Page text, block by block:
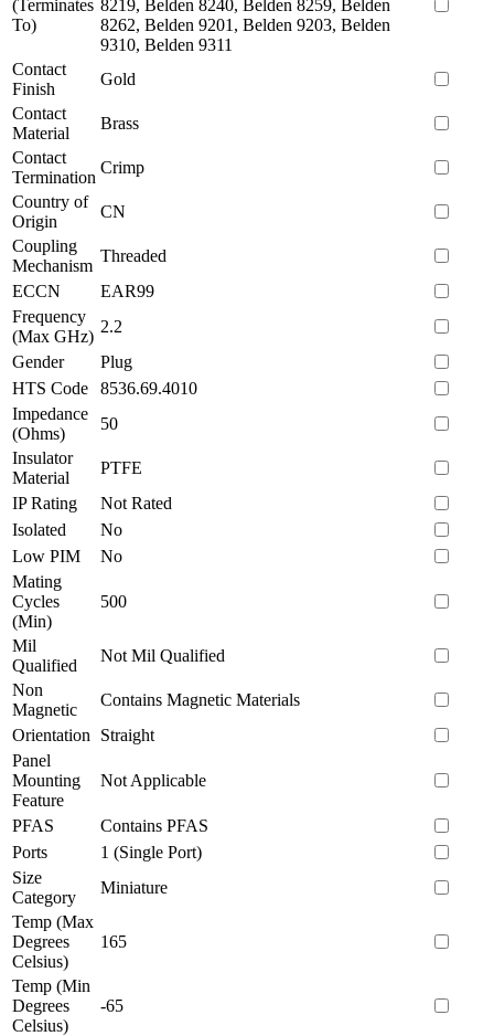
(Terminates
To)
8219, Belden 8240, Belden 8259, Belden
8262, Belden 9201, Belden 9203, Belden
9310, Belden 9311
Contact
Finish
Gold
Contact
Material
Brass
Contact
Termination
Crimp
Country of
Origin
CN
Coupling
Mechanism
Threaded
ECCN
EAR99
Frequency
(Max GHz)
2.2
Gender
Plug
HTS Code
8536.69.4010
Impedance
(Ohms)
50
Insulator
Material
PTFE
IP Rating
Not Rated
Isolated
No
Low PIM
No
Mating
Cycles
(Min)
500
Mil
Qualified
Not Mil Qualified
Non
Magnetic
Contains Magnetic Materials
Orientation
Straight
Panel
Mounting
Feature
Not Applicable
PFAS
Contains PFAS
Ports
1 (Single Port)
Size
Category
Miniature
Temp (Max
Degrees
Celsius)
165
Temp (Min
Degrees
Celsius)
-65